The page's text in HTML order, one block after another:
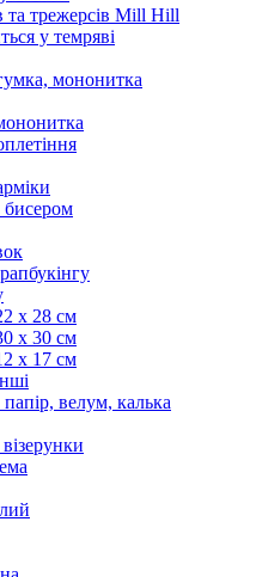
та трежерсів Mill Hill
у темряві
мононитка
х 28 см
х 30 см
х 17 см
велум, калька